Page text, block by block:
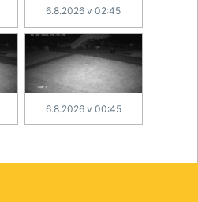
6.8.2026 v 02:45
6.8.2026 v 00:45